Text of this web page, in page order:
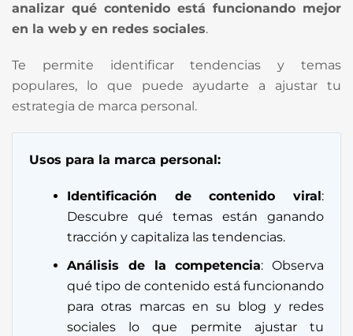
analizar qué contenido está funcionando mejor
en la web y en redes sociales.
Te permite identificar tendencias y temas
populares, lo que puede ayudarte a ajustar tu
estrategia de marca personal.
Usos para la marca personal:
Identificación de contenido viral:
Descubre qué temas están ganando
tracción y capitaliza las tendencias.
Análisis de la competencia: Observa
qué tipo de contenido está funcionando
para otras marcas en su blog y redes
sociales lo que permite ajustar tu